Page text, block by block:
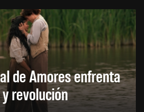
de Amores enfrenta
revolución